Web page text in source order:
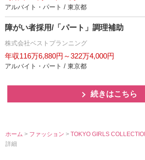
アルバイト・パート / 東京都
障がい者採用/「パート」調理補助
株式会社ベストプランニング
年収116万6,880円～322万4,000円
アルバイト・パート / 東京都
続きはこちら
ホーム > ファッション>TOKYO GIRLS
詳細